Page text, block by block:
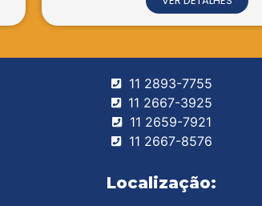
11 2893-7755
11 2667-3925
11 2659-7921
11 2667-8576
Localização: